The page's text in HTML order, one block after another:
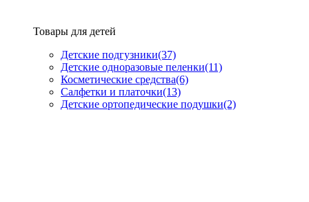
Товары для детей
Детские подгузники(37)
Детские одноразовые пеленки(11)
Косметические средства(6)
Салфетки и платочки(13)
Детские ортопедические подушки(2)